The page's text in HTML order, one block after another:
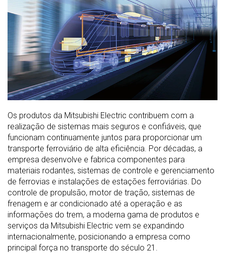
Os produtos da Mitsubishi Electric contribuem com a
realização de sistemas mais seguros e confiáveis, que
funcionam continuamente juntos para proporcionar um
transporte ferroviário de alta eficiência. Por décadas, a
empresa desenvolve e fabrica componentes para
materiais rodantes, sistemas de controle e gerenciamento
de ferrovias e instalações de estações ferroviárias. Do
controle de propulsão, motor de tração, sistemas de
frenagem e ar condicionado até a operação e as
informações do trem, a moderna gama de produtos e
serviços da Mitsubishi Electric vem se expandindo
internacionalmente, posicionando a empresa como
principal força no transporte do século 21.